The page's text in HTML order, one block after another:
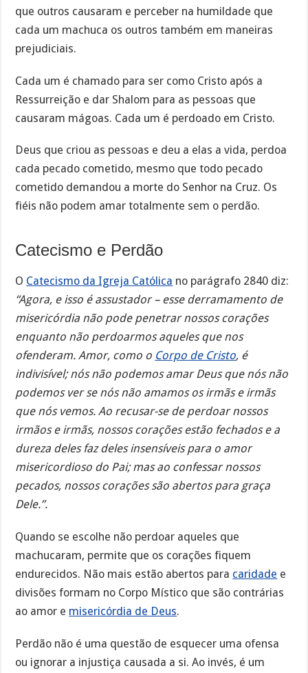
que outros causaram e perceber na humildade que
cada um machuca os outros também em maneiras
prejudiciais.
Cada um é chamado para ser como Cristo após a
Ressurreição e dar Shalom para as pessoas que
causaram mágoas. Cada um é perdoado em Cristo.
Deus que criou as pessoas e deu a elas a vida, perdoa
cada pecado cometido, mesmo que todo pecado
cometido demandou a morte do Senhor na Cruz. Os
fiéis não podem amar totalmente sem o perdão.
Catecismo e Perdão
O Catecismo da Igreja Católica no parágrafo 2840 diz:
“Agora, e isso é assustador – esse derramamento de
misericórdia não pode penetrar nossos corações
enquanto não perdoarmos aqueles que nos
ofenderam. Amor, como o Corpo de Cristo, é
indivisível; nós não podemos amar Deus que nós não
podemos ver se nós não amamos os irmãs e irmãs
que nós vemos. Ao recusar-se de perdoar nossos
irmãos e irmãs, nossos corações estão fechados e a
dureza deles faz deles insensíveis para o amor
misericordioso do Pai; mas ao confessar nossos
pecados, nossos corações são abertos para graça
Dele.”.
Quando se escolhe não perdoar aqueles que
machucaram, permite que os corações fiquem
endurecidos. Não mais estão abertos para caridade e
divisões formam no Corpo Místico que são contrárias
ao amor e misericórdia de Deus.
Perdão não é uma questão de esquecer uma ofensa
ou ignorar a injustiça causada a si. Ao invés, é um